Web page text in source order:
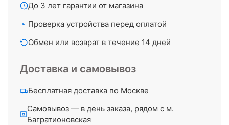
До 3 лет гарантии от магазина
Проверка устройства перед оплатой
Обмен или возврат в течение 14 дней
Доставка и самовывоз
Бесплатная доставка по Москве
Самовывоз — в день заказа, рядом с м.
Багратионовская